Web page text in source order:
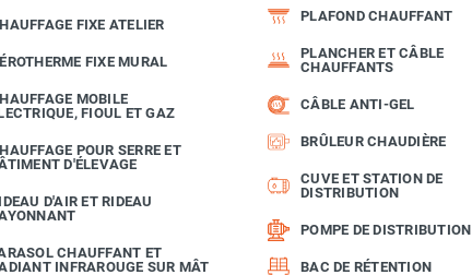
FIXE ATELIER
FIXE MURAL
MOBILE
FIOUL ET GAZ
POUR SERRE ET
D'ÉLEVAGE
D'AIR ET RIDEAU
CHAUFFANT ET
INFRAROUGE SUR MÂT
PLAFOND CHAUFFANT
PLANCHER ET CÂBLE
CHAUFFANTS
CÂBLE ANTI-GEL
BRÛLEUR CHAUDIÈRE
CUVE ET STATION DE
DISTRIBUTION
POMPE DE DISTRIBUTION
BAC DE RÉTENTION